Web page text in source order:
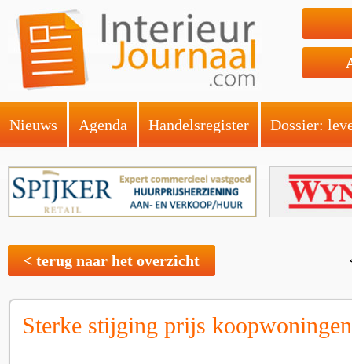
Nieuws Agenda Handelsregister Dossier:
< terug naar het overzicht
Sterke stijging prijs koopwoningen